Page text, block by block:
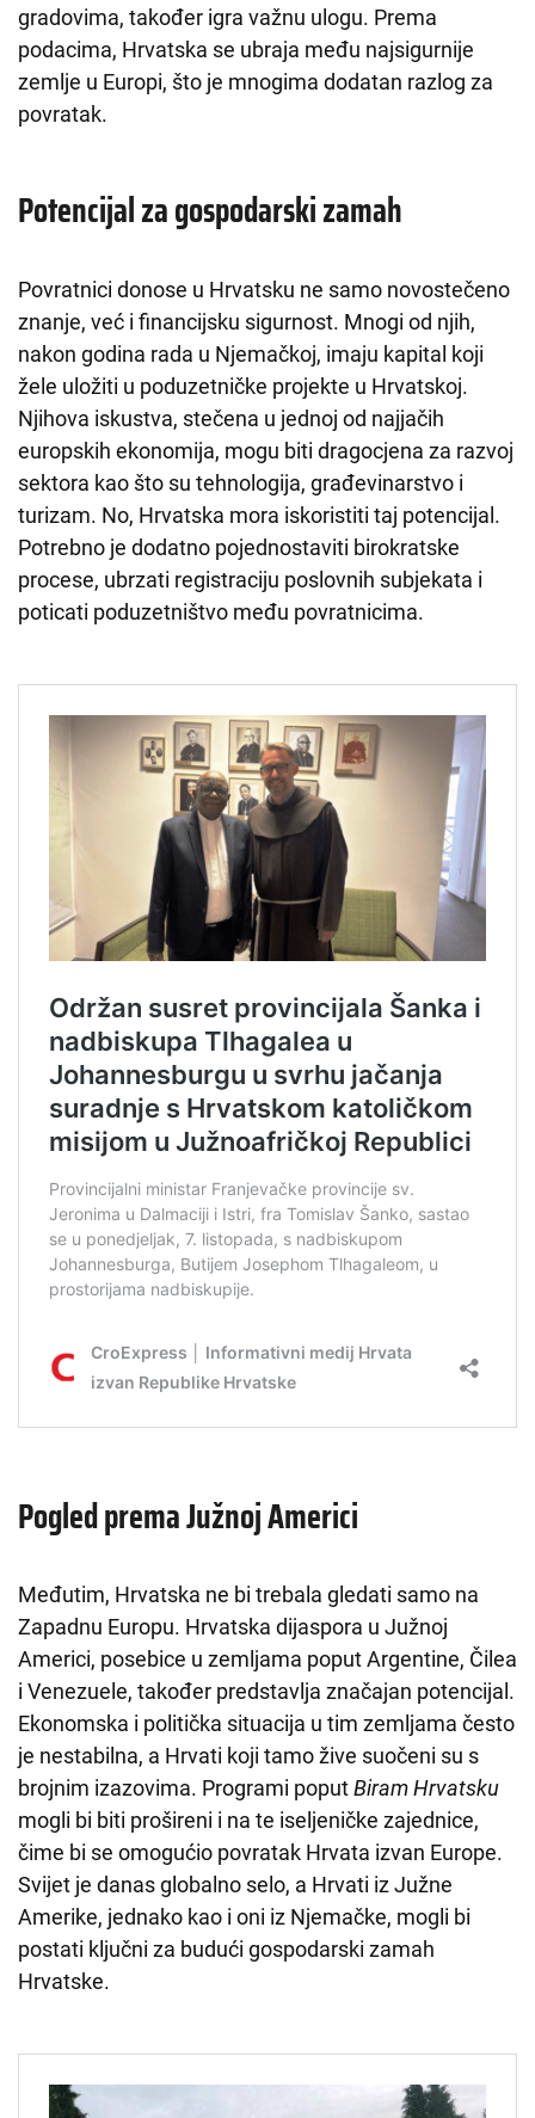
gradovima, također igra važnu ulogu. Prema
podacima, Hrvatska se ubraja među najsigurnije
zemlje u Europi, što je mnogima dodatan razlog za
povratak.
Potencijal za gospodarski zamah
Povratnici donose u Hrvatsku ne samo novostečeno
znanje, već i financijsku sigurnost. Mnogi od njih,
nakon godina rada u Njemačkoj, imaju kapital koji
žele uložiti u poduzetničke projekte u Hrvatskoj.
Njihova iskustva, stečena u jednoj od najjačih
europskih ekonomija, mogu biti dragocjena za razvoj
sektora kao što su tehnologija, građevinarstvo i
turizam. No, Hrvatska mora iskoristiti taj potencijal.
Potrebno je dodatno pojednostaviti birokratske
procese, ubrzati registraciju poslovnih subjekata i
poticati poduzetništvo među povratnicima.
Pogled prema Južnoj Americi
Međutim, Hrvatska ne bi trebala gledati samo na
Zapadnu Europu. Hrvatska dijaspora u Južnoj
Americi, posebice u zemljama poput Argentine, Čilea
i Venezuele, također predstavlja značajan potencijal.
Ekonomska i politička situacija u tim zemljama često
je nestabilna, a Hrvati koji tamo žive suočeni su s
brojnim izazovima. Programi poputBiram Hrvatsku
mogli bi biti prošireni i na te iseljeničke zajednice,
čime bi se omogućio povratak Hrvata izvan Europe.
Svijet je danas globalno selo, a Hrvati iz Južne
Amerike, jednako kao i oni iz Njemačke, mogli bi
postati ključni za budući gospodarski zamah
Hrvatske.